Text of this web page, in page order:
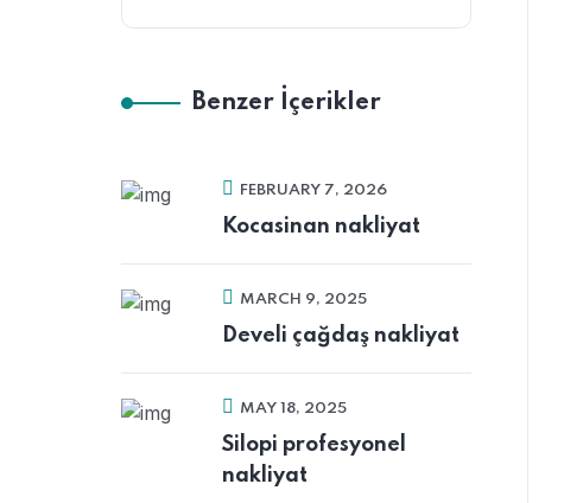
Benzer İçerikler
FEBRUARY 7, 2026
Kocasinan nakliyat
MARCH 9, 2025
Develi çağdaş nakliyat
MAY 18, 2025
Silopi profesyonel
nakliyat